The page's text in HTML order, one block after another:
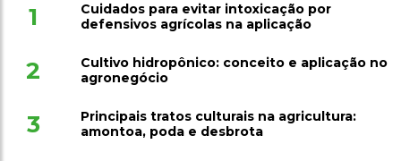
1
Cuidados para evitar intoxicação por
defensivos agrícolas na aplicação
2
Cultivo hidropônico: conceito e aplicação no
agronegócio
3
Principais tratos culturais na agricultura:
amontoa, poda e desbrota